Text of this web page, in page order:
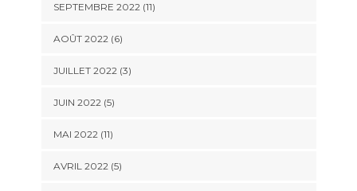
SEPTEMBRE 2022 (11)
AOÛT 2022 (6)
JUILLET 2022 (3)
JUIN 2022 (5)
MAI 2022 (11)
AVRIL 2022 (5)